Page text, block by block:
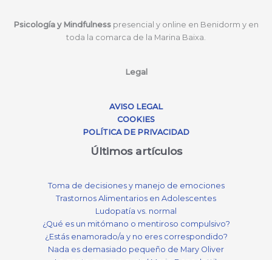
Psicología y Mindfulness presencial y online en Benidorm y en
toda la comarca de la Marina Baixa.
Legal
AVISO LEGAL
COOKIES
POLÍTICA DE PRIVACIDAD
Últimos artículos
Toma de decisiones y manejo de emociones
Trastornos Alimentarios en Adolescentes
Ludopatía vs. normal
¿Qué es un mitómano o mentiroso compulsivo?
¿Estás enamorado/a y no eres correspondido?
Nada es demasiado pequeño de Mary Oliver